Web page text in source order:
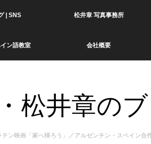
| SNS 松井章 写真事務所
ン語教室 会社概要
松井章の
テン映画「家へ帰ろう」／アルゼンチン・スペイン合